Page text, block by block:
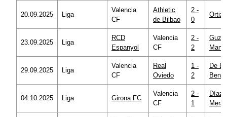
20.09.2025 Liga
Valencia
CF
Athletic
de Bilbao
2 -
0
Ortiz
23.09.2025 Liga
RCD
Espanyol
Valencia
CF
2 -
2
29.09.2025 Liga
Valencia
CF
Real
Oviedo
1 -
2
De
04.10.2025 Liga Girona FC
Valencia
CF
2 -
1
Díaz
Mera